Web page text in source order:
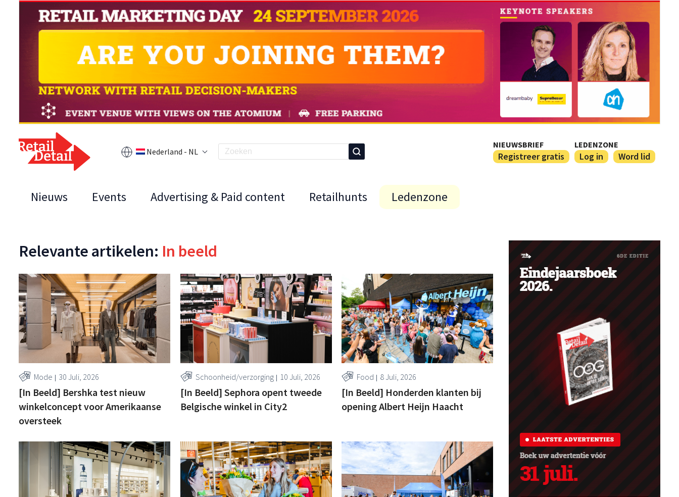
Nederland - NL
NIEUWSBRIEF
Registreer gratis
LEDENZONE
Log in Word lid
Nieuws Events Advertising & Paid content Retailhunts Ledenzone
Relevante artikelen: In beeld
Mode 30 Juli, 2026
[In Beeld] Bershka test nieuw
winkelconcept voor Amerikaanse
oversteek
Schoonheid/verzorging 10 Juli, 2026
[In Beeld] Sephora opent tweede
Belgische winkel in City2
Food 8 Juli, 2026
[In Beeld] Honderden klanten bij
opening Albert Heijn Haacht